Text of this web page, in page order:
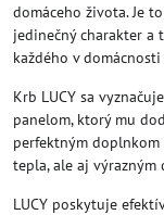
domáceho života. Je
jedinečný charakter
každého v
Krb LUCY sa
panelom, ktorý mu
perfektným
tepla, ale aj
LUCY poskytuje